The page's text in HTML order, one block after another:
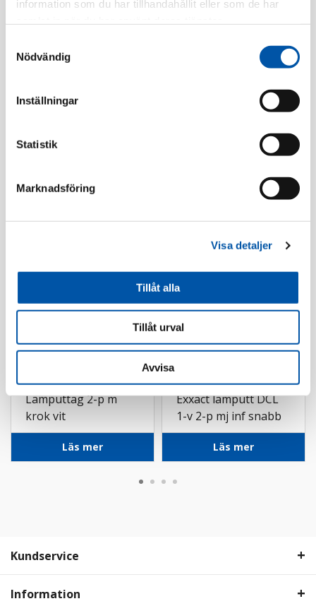
information som du har tillhandahållit eller som de har
Nödvändig
Inställningar
Statistik
Marknadsföring
Visa detaljer
Tillåt alla
Tillåt urval
Avvisa
Beskrivning
Specifikation
Ed-Wa
Lamputtag 2-p m
krok vit
Läs mer
Schneider
Exxact lamputt DCL
1-v 2-p mj inf snabb
vit
Läs mer
Kundservice
Information